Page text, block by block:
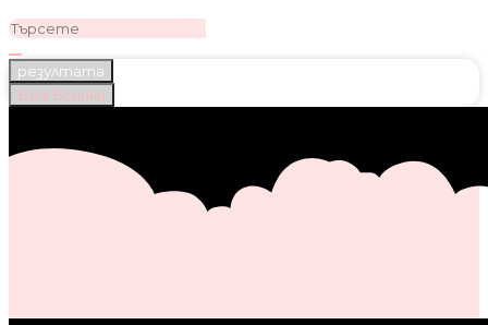
резултата
Виж всички